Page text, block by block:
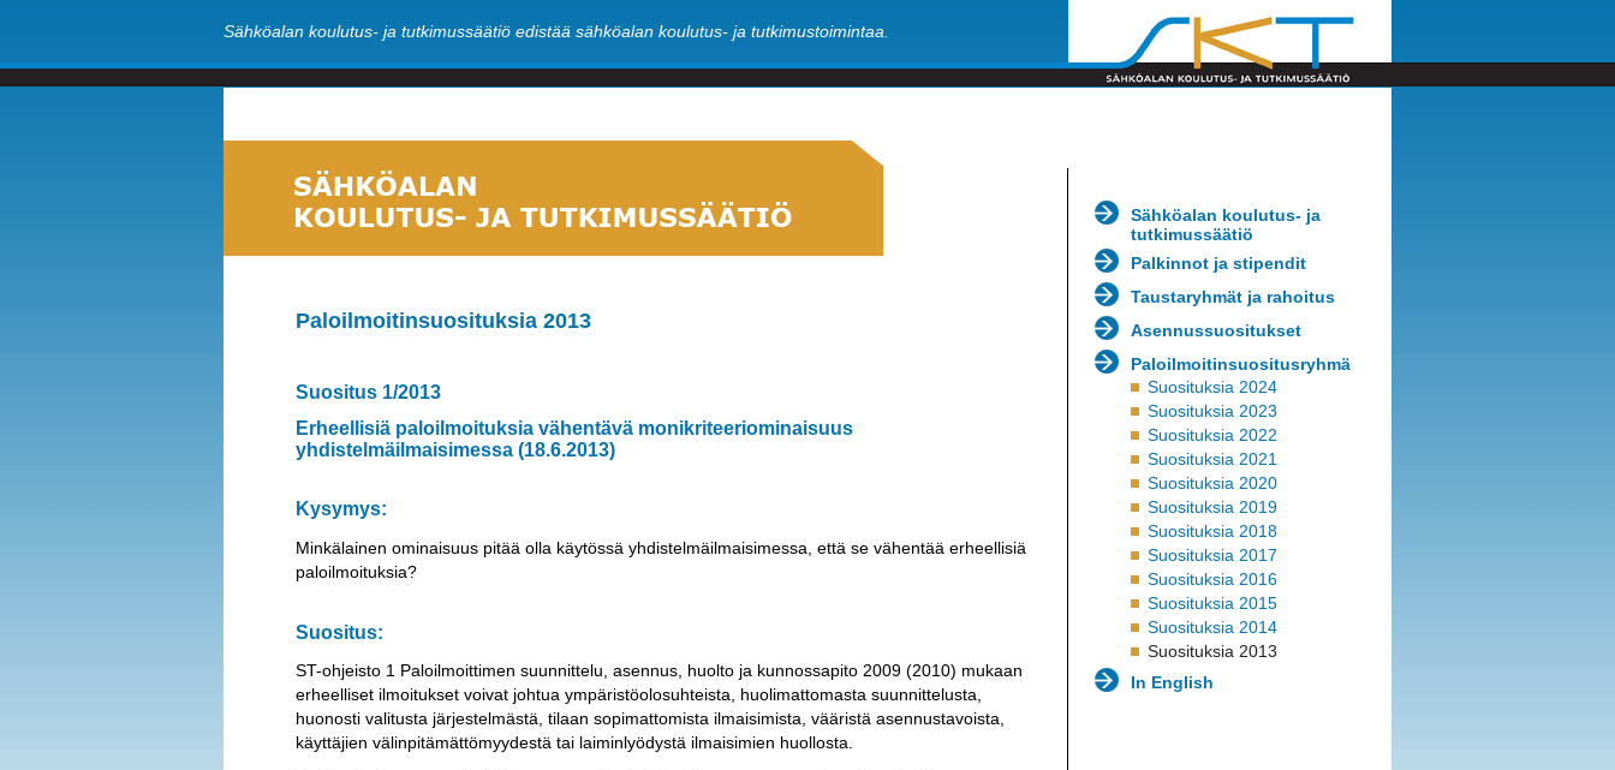
Sähköalan koulutus- ja tutkimussäätiö edistää sähköalan koulutus- ja tutkimustoimintaa.
Paloilmoitinsuosituksia 2013
Suositus 1/2013
Erheellisiä paloilmoituksia vähentävä monikriteeriominaisuus
yhdistelmäilmaisimessa (18.6.2013)
Kysymys:
Minkälainen ominaisuus pitää olla käytössä yhdistelmäilmaisimessa, että se vähentää erheellisiä
paloilmoituksia?
Suositus:
ST-ohjeisto 1 Paloilmoittimen suunnittelu, asennus, huolto ja kunnossapito 2009 (2010) mukaan
erheelliset ilmoitukset voivat johtua ympäristöolosuhteista, huolimattomasta suunnittelusta,
huonosti valitusta järjestelmästä, tilaan sopimattomista ilmaisimista, vääristä asennustavoista,
käyttäjien välinpitämättömyydestä tai laiminlyödystä ilmaisimien huollosta.
Sähköalan koulutus- ja
tutkimussäätiö
Palkinnot ja stipendit
Taustaryhmät ja rahoitus
Asennussuositukset
Paloilmoitinsuositusryhmä
Suosituksia 2024
Suosituksia 2023
Suosituksia 2022
Suosituksia 2021
Suosituksia 2020
Suosituksia 2019
Suosituksia 2018
Suosituksia 2017
Suosituksia 2016
Suosituksia 2015
Suosituksia 2014
Suosituksia 2013
In English